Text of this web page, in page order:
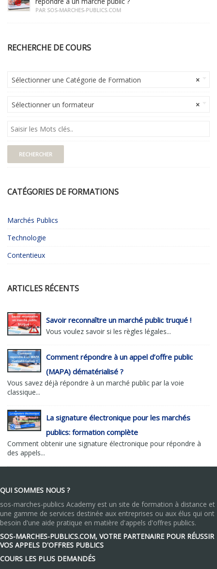
PAR SOS-MARCHES-PUBLICS.COM
RECHERCHE DE COURS
×
Sélectionner une Catégorie de Formation
×
Sélectionner un formateur
CATÉGORIES DE FORMATIONS
Marchés Publics
Technologie
Contentieux
ARTICLES RÉCENTS
Savoir reconnaître un marché public truqué !
Vous voulez savoir si les règles légales...
Comment répondre à un appel d’offre public
(MAPA) dématérialisé ?
Vous savez déjà répondre à un marché public par la voie
classique...
La signature électronique pour les marchés
publics: formation complète
Comment obtenir une signature électronique pour répondre à
des appels...
QUI SOMMES NOUS ?
sos-marches-publics Academy est un site de formation à distance et
une gamme de services destinée aux entreprises ou aux élus qui ont
besoin d'une aide pratique en matière d'appels d'offres publics.
SOS-MARCHES-PUBLICS.COM, VOTRE PARTENAIRE POUR RÉUSSIR
VOS APPELS D'OFFRES PUBLICS
COURS LES PLUS DEMANDÉS